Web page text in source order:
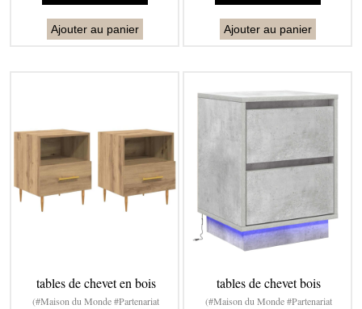
Ajouter au panier Ajouter au panier
tables de chevet en bois
(#Maison du Monde #Partenariat
tables de chevet bois
(#Maison du Monde #Partenariat